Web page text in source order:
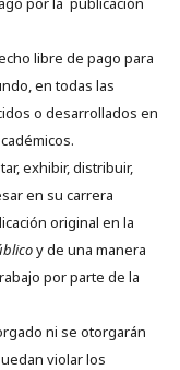
libre de pago para
en todas las
o desarrollados en
exhibir, distribuir,
en su carrera
original en la
y de una manera
por parte de la
ni se otorgarán
violar los